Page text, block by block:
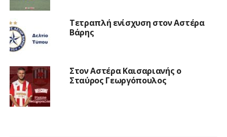
Τετραπλή ενίσχυση στον Αστέρα
Βάρης
Στον Αστέρα Καισαριανής ο
Σταύρος Γεωργόπουλος